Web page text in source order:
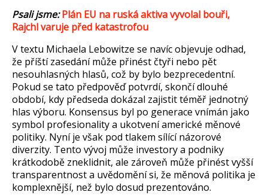
Psali jsme:Plán EU na ruská aktiva vyvolal bouři,
Rajchl varuje před katastrofou
V textu Michaela Lebowitze se navíc objevuje odhad,
že příští zasedání může přinést čtyři nebo pět
nesouhlasných hlasů, což by bylo bezprecedentní.
Pokud se tato předpověď potvrdí, skončí dlouhé
období, kdy předseda dokázal zajistit téměř jednotný
hlas výboru. Konsensus byl po generace vnímán jako
symbol profesionality a ukotvení americké měnové
politiky. Nyní je však pod tlakem sílící názorové
diverzity. Tento vývoj může investory a podniky
krátkodobě zneklidnit, ale zároveň může přinést vyšší
transparentnost a uvědomění si, že měnová politika je
komplexnější, než bylo dosud prezentováno.